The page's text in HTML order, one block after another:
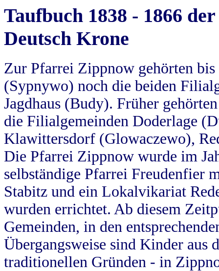
Taufbuch 1838 - 1866
Deutsch Krone
Zur Pfarrei Zippnow gehörten
(Sypnywo) noch die beiden
Jagdhaus (Budy). Früher
die Filialgemeinden Doderlage
Klawittersdorf (Glowaczewo),
Die Pfarrei Zippnow wurde im
selbständige Pfarrei Freudenfier
Stabitz und ein Lokalvikariat
wurden errichtet. Ab diesem
Gemeinden, in den
Übergangsweise sind Kinder aus
traditionellen Gründen - in